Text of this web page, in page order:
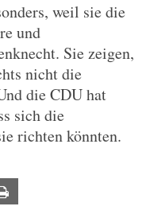
weil sie die
und
Sie zeigen,
nicht die
die CDU hat
sich die
richten könnten.